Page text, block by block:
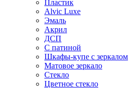
Пластик
Alvic Luxe
Эмаль
Акрил
ДСП
С патиной
Шкафы-купе с зеркалом
Матовое зеркало
Стекло
Цветное стекло